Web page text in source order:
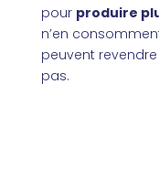
pour produire
n’en
peuvent revendre
pas.